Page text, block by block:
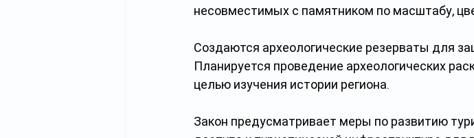
несовместимых с памятником по масштабу,
Создаются археологические резерваты для
Планируется проведение археологических
целью изучения истории региона.
Закон предусматривает меры по развитию